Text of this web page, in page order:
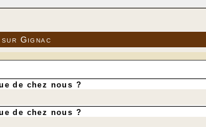
Gignac
de chez nous ?
de chez nous ?